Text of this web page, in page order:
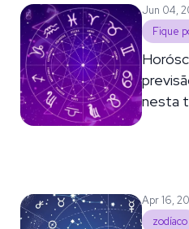
Jun 04,
Fique
nesta
Apr 16,
zodíaco